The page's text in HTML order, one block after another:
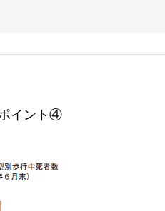
イント④